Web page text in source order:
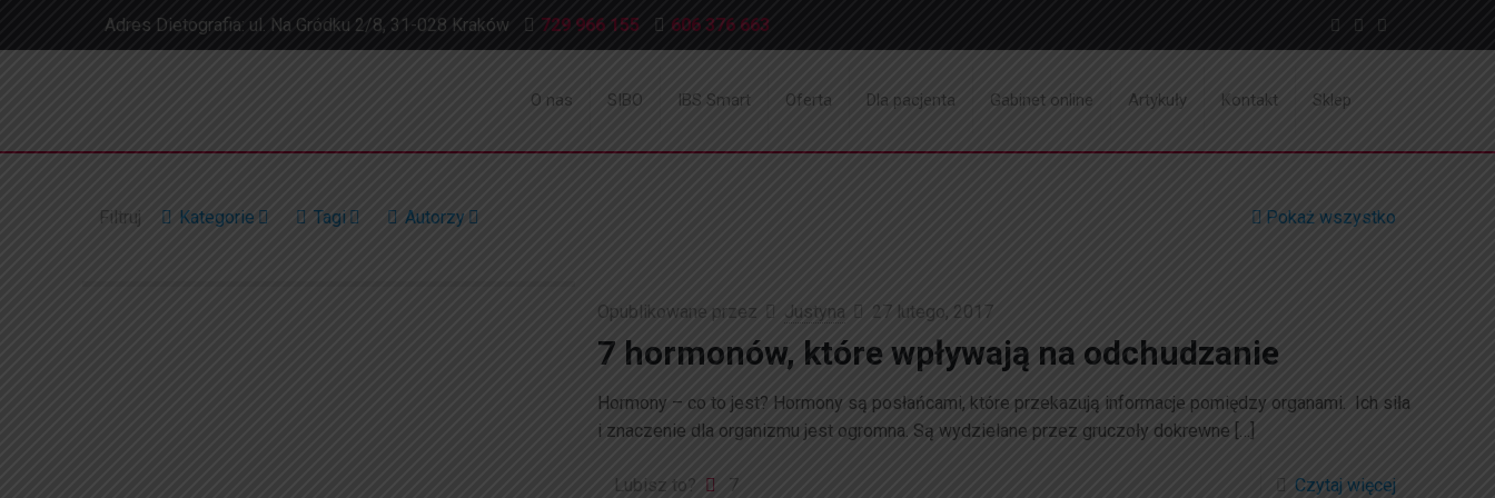
Adres Dietografia: ul. Na Gródku 2/8, 31-028 Kraków 729 966 155 606 376 663
O nas SIBO IBS Smart Oferta Dla pacjenta Gabinet online Artykuły Kontakt Sklep
Filtruj Kategorie Tagi Autorzy Pokaż wszystko
Opublikowane przez Justyna 27 lutego, 2017
7 hormonów, które wpływają na odchudzanie
Hormony – co to jest? Hormony są posłańcami, które przekazują informacje pomiędzy organami. Ich siła
i znaczenie dla organizmu jest ogromna. Są wydzielane przez gruczoły dokrewne […]
Lubisz to? 7 Czytaj więcej